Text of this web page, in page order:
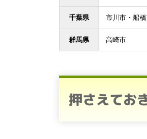
千葉県 市川市・船
群馬県 高崎市
押さえてお